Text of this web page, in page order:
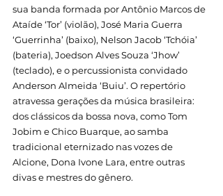
sua banda formada por Antônio Marcos de
Ataíde ‘Tor’ (violão), José Maria Guerra
‘Guerrinha’ (baixo), Nelson Jacob ‘Tchóia’
(bateria), Joedson Alves Souza ‘Jhow’
(teclado), e o percussionista convidado
Anderson Almeida ‘Buiu’. O repertório
atravessa gerações da música brasileira:
dos clássicos da bossa nova, como Tom
Jobim e Chico Buarque, ao samba
tradicional eternizado nas vozes de
Alcione, Dona Ivone Lara, entre outras
divas e mestres do gênero.